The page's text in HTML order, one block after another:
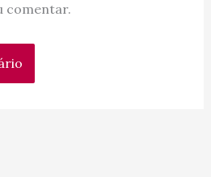
comentar.